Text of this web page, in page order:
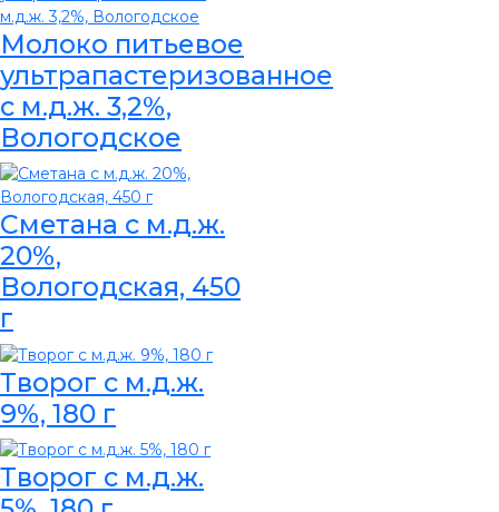
Молоко питьевое
ультрапастеризованное
с м.д.ж. 3,2%,
Вологодское
Сметана с м.д.ж.
20%,
Вологодская, 450
г
Творог с м.д.ж.
9%, 180 г
Творог с м.д.ж.